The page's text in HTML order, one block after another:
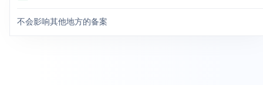
不会影响其他地方的备案